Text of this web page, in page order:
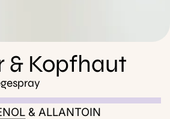
& Kopfhaut
& ALLANTOIN